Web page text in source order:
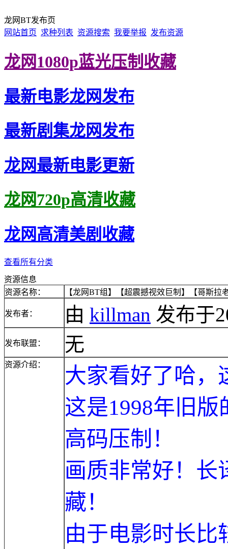
龙网BT发布页
网站首页 求种列表 资源搜索 我要举报 发布资源
龙网1080p蓝光压制收藏
最新电影龙网发布
最新剧集龙网发布
龙网最新电影更新
龙网720p高清收藏
龙网高清美剧收藏
查看所有分类
资源信息
资源名称：
【龙网BT组】【超震撼视效巨制】【哥斯拉
发布者： 由 killman 发布于
发布联盟： 无
资源介绍：
大家看好了哈，
这是1998年旧
高码压制！
画质非常好！长
藏！
由于电影时长比